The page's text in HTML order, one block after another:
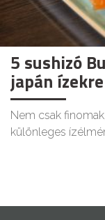
5 sushizó
japán
Nem csak
különleges